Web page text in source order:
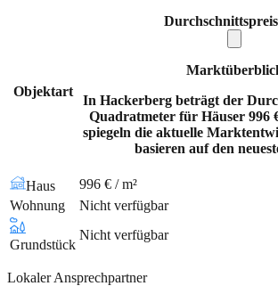
Objektart
Durchschnittspreis
In Hackerberg beträgt der
Quadratmeter für Häuser 996
spiegeln die aktuelle
basieren auf den
Haus
996 € / m²
Wohnung
Nicht verfügbar
Grundstück
Nicht verfügbar
Lokaler Ansprechpartner